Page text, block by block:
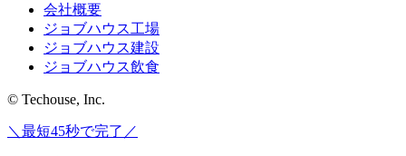
会社概要
ジョブハウス工場
ジョブハウス建設
ジョブハウス飲食
© Techouse, Inc.
＼最短45秒で完了／